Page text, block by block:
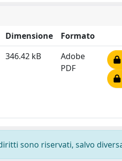
Dimensione
Formato
346.42 kB
Adobe
PDF
sono riservati, salvo